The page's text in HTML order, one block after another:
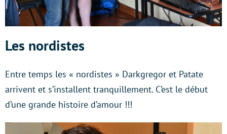
Les nordistes
Entre temps les « nordistes » Darkgregor et Patate
arrivent et s’installent tranquillement. C’est le début
d’une grande histoire d’amour !!!